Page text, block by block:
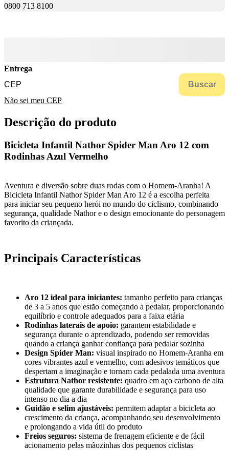
0800 713 8100
Entrega
Buscar
Não sei meu CEP
Descrição do produto
Bicicleta Infantil Nathor Spider Man Aro 12 com
Rodinhas Azul Vermelho
Aventura e diversão sobre duas rodas com o Homem-Aranha! A
Bicicleta Infantil Nathor Spider Man Aro 12 é a escolha perfeita
para iniciar seu pequeno herói no mundo do ciclismo, combinando
segurança, qualidade Nathor e o design emocionante do personagem
favorito da criançada.
Principais Características
Aro 12 ideal para iniciantes: tamanho perfeito para crianças
de 3 a 5 anos que estão começando a pedalar, proporcionando
equilíbrio e controle adequados para a faixa etária
Rodinhas laterais de apoio: garantem estabilidade e
segurança durante o aprendizado, podendo ser removidas
quando a criança ganhar confiança para pedalar sozinha
Design Spider Man: visual inspirado no Homem-Aranha em
cores vibrantes azul e vermelho, com adesivos temáticos que
despertam a imaginação e tornam cada pedalada uma aventura
Estrutura Nathor resistente: quadro em aço carbono de alta
qualidade que garante durabilidade e segurança para uso
intenso no dia a dia
Guidão e selim ajustáveis: permitem adaptar a bicicleta ao
crescimento da criança, acompanhando seu desenvolvimento
e prolongando a vida útil do produto
Freios seguros: sistema de frenagem eficiente e de fácil
acionamento pelas mãozinhas dos pequenos ciclistas